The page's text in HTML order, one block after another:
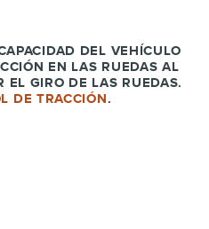
DEL VEHÍCULO
EN LAS RUEDAS AL
EL GIRO DE LAS RUEDAS.
DE TRACCIÓN.